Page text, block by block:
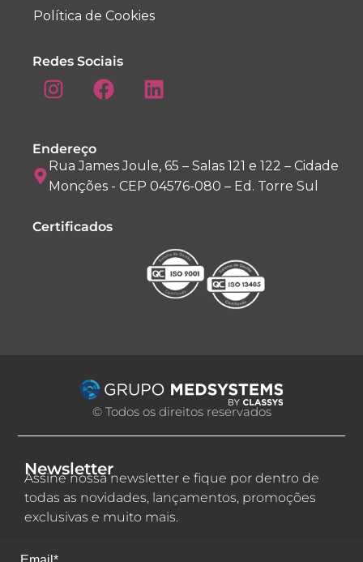
Política de Cookies
Redes Sociais
Endereço
Rua James Joule, 65 – Salas 121 e 122 – Cidade
Monções - CEP 04576-080 – Ed. Torre Sul
Certificados
© Todos os direitos reservados
Newsletter
Assine nossa newsletter e fique por dentro de
todas as novidades, lançamentos, promoções
exclusivas e muito mais.